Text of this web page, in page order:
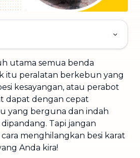
utama semua benda
itu peralatan berkebun yang
kesayangan, atau perabot
dapat dengan cepat
yang berguna dan indah
Tapi jangan
menghilangkan besi karat
Anda kira!